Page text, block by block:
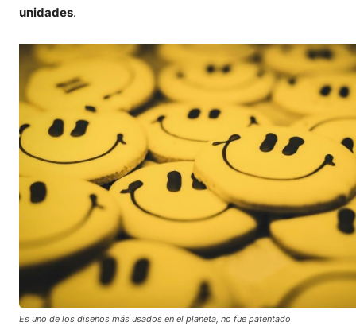
unidades.
Es uno de los diseños más usados en el planeta, no fue patentado